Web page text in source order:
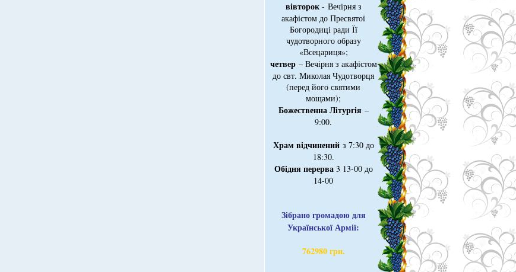
вівторок- Вечірня з
акафістом до Пресвятої
Богородиці ради Її
чудотворного образу
«Всецариця»;
четвер– Вечірня з акафістом
до свт. Миколая Чудотворця
(перед його святими
мощами);
Божественна Літургія–
9:00.
Храм відчиненийз 7:30 до
18:30.
Обідня перерва3 13-00 до
14-00
Зібрано громадою для
Української Армії:
762980 грн.